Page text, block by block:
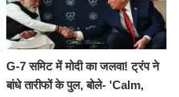
G-7 समिट में मोदी का जलवा! ट्रंप ने
बांधे तारीफों के पुल, बोले- 'Calm,